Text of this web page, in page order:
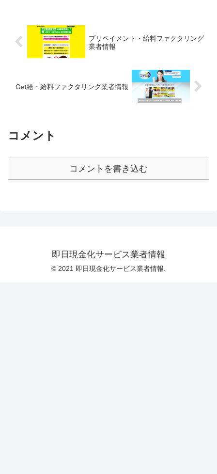
プリペイメント・給料ファクタリング
業者情報
Get給・給料ファクタリング業者情報
コメント
コメントを書き込む
即日現金化サービス業者情報
© 2021 即日現金化サービス業者情報.